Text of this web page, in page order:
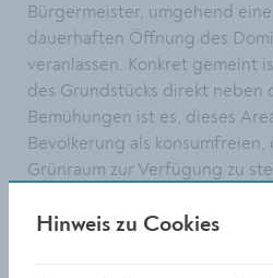
Bürgermeister, umgehend
dauerhaften Öffnung des
veranlassen. Konkret gemeint
des Grundstücks direkt neben
Bemühungen ist es, dieses
Bevölkerung als
Grünraum zur Verfügung zu
„Europapark“ tragen soll.
Hinweis zu Cookies